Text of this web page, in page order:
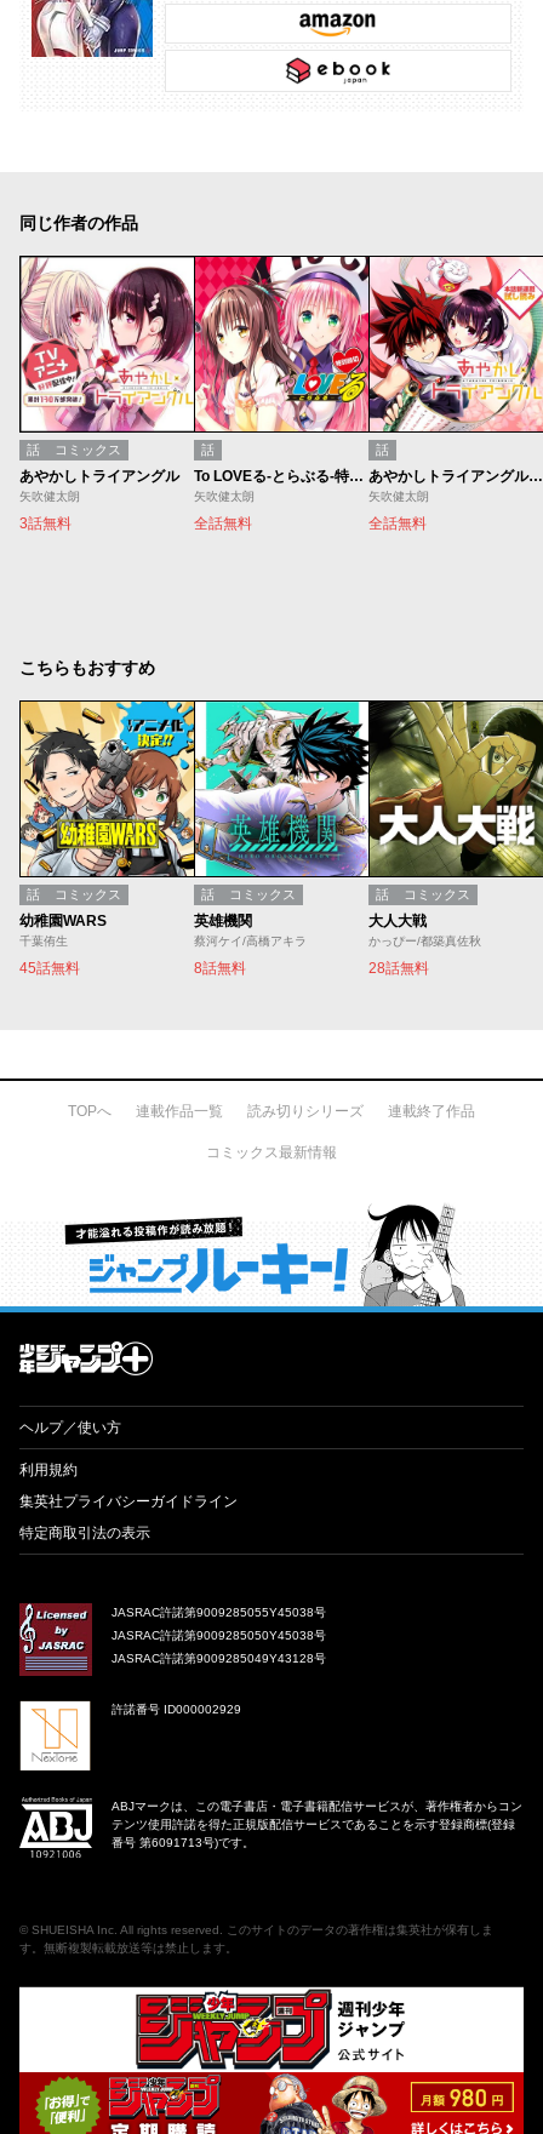
同じ作者の作品
話 コミックス
あやかしトライアングル
矢吹健太朗
3話無料
話
To LOVEる-とらぶる-特別読切
矢吹健太朗
全話無料
話
あやかしトライアングル／週刊少年ジャンプ新連載試し読み
矢吹健太朗
全話無料
こちらもおすすめ
話 コミックス
幼稚園WARS
千葉侑生
45話無料
話 コミックス
英雄機関
蔡河ケイ/高橋アキラ
8話無料
話 コミックス
大人大戦
かっぴー/都築真佐秋
28話無料
TOPへ 連載作品一覧 読み切りシリーズ 連載終了作品
コミックス最新情報
才能溢れる投稿作が読み放題！ ジャンプルーキー！
ヘルプ／使い方
利用規約
集英社プライバシーガイドライン
特定商取引法の表示
JASRAC許諾第9009285055Y45038号
JASRAC許諾第9009285050Y45038号
JASRAC許諾第9009285049Y43128号
許諾番号 ID000002929
ABJマークは、この電子書店・電子書籍配信サービスが、著作権者からコン
テンツ使用許諾を得た正規版配信サービスであることを示す登録商標(登録
番号 第6091713号)です。
© SHUEISHA Inc . All rights reserved. このサイトのデータの著作権は集英社が保有しま
す。無断複製転載放送等は禁止します。